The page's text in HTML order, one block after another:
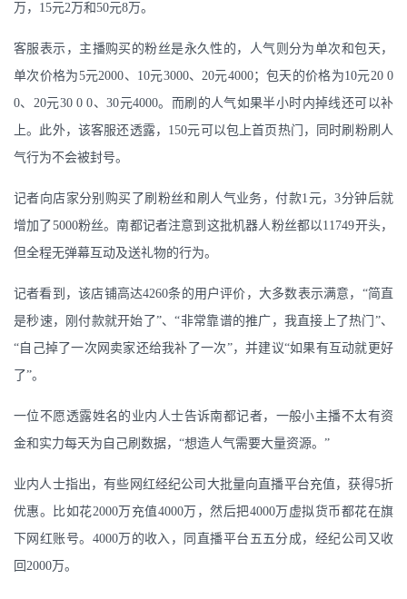
万，15元2万和50元8万。
客服表示，主播购买的粉丝是永久性的，人气则分为单次和包天，
单次价格为5元2000、10元3000、20元4000；包天的价格为10元20 0
0、20元30 0 0、30元4000。而刷的人气如果半小时内掉线还可以补
上。此外，该客服还透露，150元可以包上首页热门，同时刷粉刷人
气行为不会被封号。
记者向店家分别购买了刷粉丝和刷人气业务，付款1元，3分钟后就
增加了5000粉丝。南都记者注意到这批机器人粉丝都以11749开头，
但全程无弹幕互动及送礼物的行为。
记者看到，该店铺高达4260条的用户评价，大多数表示满意，“简直
是秒速，刚付款就开始了”、“非常靠谱的推广，我直接上了热门”、
“自己掉了一次网卖家还给我补了一次”，并建议“如果有互动就更好
了”。
一位不愿透露姓名的业内人士告诉南都记者，一般小主播不太有资
金和实力每天为自己刷数据，“想造人气需要大量资源。”
业内人士指出，有些网红经纪公司大批量向直播平台充值，获得5折
优惠。比如花2000万充值4000万，然后把4000万虚拟货币都花在旗
下网红账号。4000万的收入，同直播平台五五分成，经纪公司又收
回2000万。